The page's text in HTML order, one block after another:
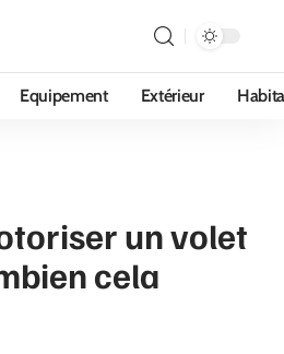
Equipement Extérieur
un volet
cela